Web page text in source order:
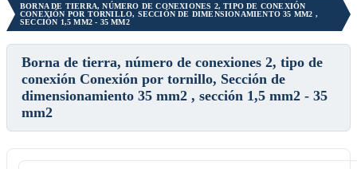
BORNA DE TIERRA, NÚMERO DE CONEXIONES 2, TIPO DE CONEXIÓN
CONEXIÓN POR TORNILLO, SECCIÓN DE DIMENSIONAMIENTO 35 MM2 ,
SECCIÓN 1,5 MM2 - 35 MM2
Borna de tierra, número de conexiones 2, tipo de
conexión Conexión por tornillo, Sección de
dimensionamiento 35 mm2 , sección 1,5 mm2 - 35
mm2